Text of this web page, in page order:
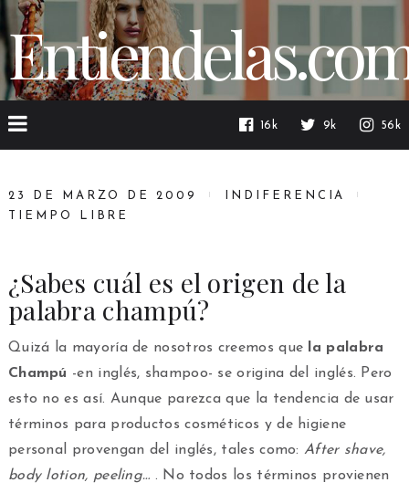
16k 9k 56k
23 DE MARZO DE 2009
INDIFERENCIA
TIEMPO LIBRE
¿Sabes cuál es el origen de la
palabra champú?
Quizá la mayoría de nosotros creemos que
la palabra
Champú -en inglés, shampoo- se origina del inglés. Pero
esto no es así. Aunque parezca que la tendencia de usar
términos para productos cosméticos y de higiene
personal provengan del inglés, tales como:After shave,
body lotion, peeling… . No todos los términos provienen